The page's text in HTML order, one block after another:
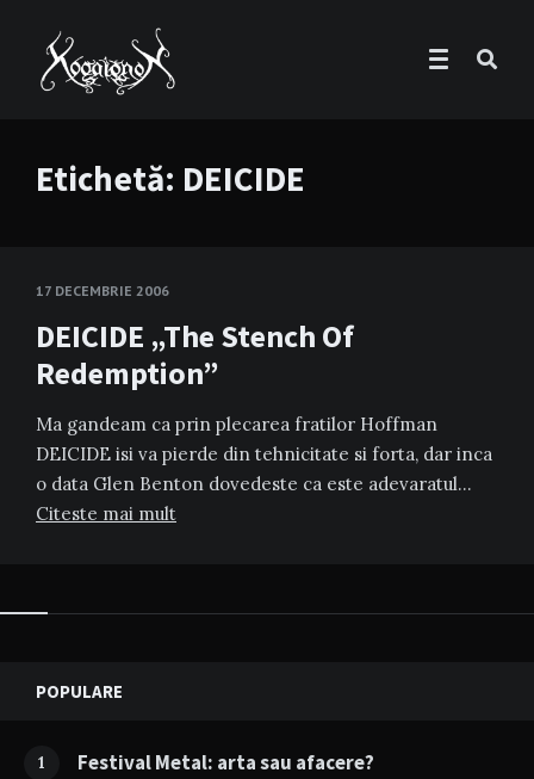
Etichetă: DEICIDE
17 DECEMBRIE 2006
DEICIDE „The Stench Of
Redemption”
Ma gandeam ca prin plecarea fratilor Hoffman
DEICIDE isi va pierde din tehnicitate si forta, dar inca
o data Glen Benton dovedeste ca este adevaratul…
Citeste mai mult
Widgets
POPULARE
1 Festival Metal: arta sau afacere?